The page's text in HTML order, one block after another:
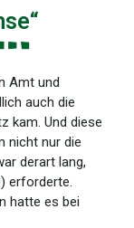
Amt und
auch die
kam. Und diese
nicht nur die
derart lang,
erforderte.
hatte es bei